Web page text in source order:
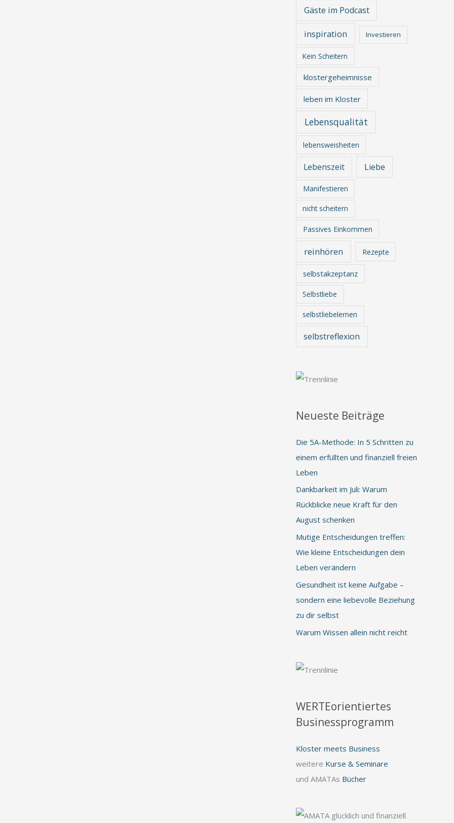
Gäste im Podcast
inspiration Investieren
Kein Scheitern
klostergeheimnisse
leben im Kloster
Lebensqualität
lebensweisheiten
Lebenszeit Liebe
Manifestieren
nicht scheitern
Passives Einkommen
reinhören Rezepte
selbstakzeptanz
Selbstliebe
selbstliebelernen
selbstreflexion
Neueste Beiträge
Die 5A-Methode: In 5 Schritten zu
einem erfüllten und finanziell freien
Leben
Dankbarkeit im Juli: Warum
Rückblicke neue Kraft für den
August schenken
Mutige Entscheidungen treffen:
Wie kleine Entscheidungen dein
Leben verändern
Gesundheit ist keine Aufgabe –
sondern eine liebevolle Beziehung
zu dir selbst
Warum Wissen allein nicht reicht
WERTEorientiertes
Businessprogramm
Kloster meets Business
weitere Kurse & Seminare
und AMATAs Bücher